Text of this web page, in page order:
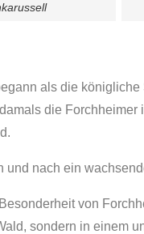
als die
die Forchheimer
nach ein
von
sondern in einem